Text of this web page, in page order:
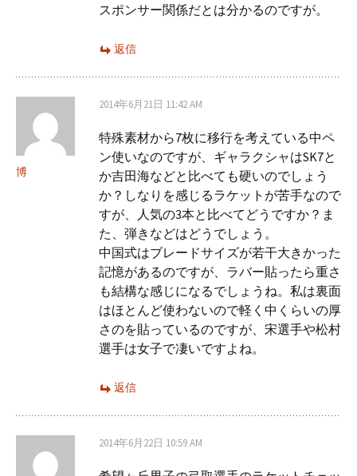
スポンサー関係だとは分かるのですが。
返信
博
2014年6月21日 11:42 AM
特殊素材から7枚に移行を考えている中ペ
ン使いなのですが、ギャラクシャはSK7と
か吉田海などと比べても硬いのでしょう
か？しなりを感じるラケットが苦手なので
すが、人気の3本と比べてどうですか？ま
た、弾きなどはどうでしょう。
中国式はブレードサイズが若干大きかった
記憶があるのですが、ラバー貼ったら重さ
も結構な感じになるでしょうね。私は裏面
はほとんど使わないので軽く中くらいの厚
さのを貼っているのですが、宋選手や松村
選手は女子で凄いですよね。
返信
2014年6月22日 10:59 AM